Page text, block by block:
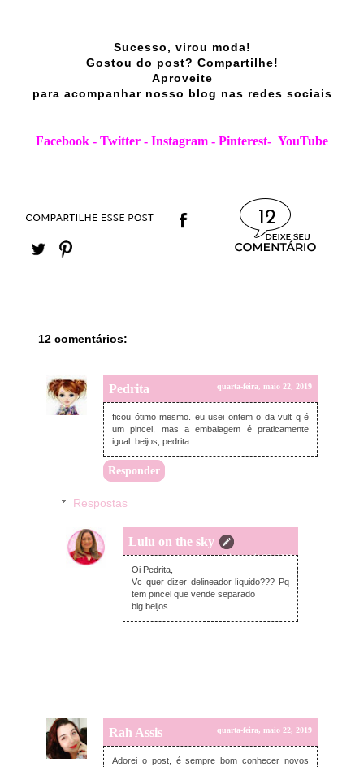
Sucesso, virou moda!
Gostou do post? Compartilhe!
Aproveite
para acompanhar nosso blog nas redes sociais
Facebook - Twitter - Instagram - Pinterest- YouTube
12
12 comentários:
Pedrita quarta-feira, maio 22, 2019
ficou ótimo mesmo. eu usei ontem o da vult q é
um pincel, mas a embalagem é praticamente
igual. beijos, pedrita
Responder
Respostas
Lulu on the sky
quarta-feira, maio 22, 2019
Oi Pedrita,
Vc quer dizer delineador líquido??? Pq
tem pincel que vende separado
big beijos
Rah Assis quarta-feira, maio 22, 2019
Adorei o post, é sempre bom conhecer novos